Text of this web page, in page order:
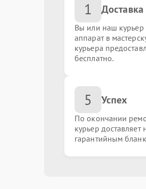
Замена кулера
Замена блока питания
Ремонт системы
Восстановление
1 Доставка
Вы или наш курьер
аппарат в
курьера
бесплатно.
5 Успех
По окончании
курьер
гарантийным